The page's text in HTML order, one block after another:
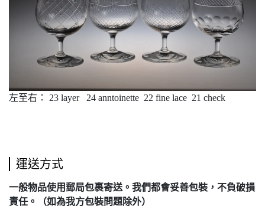
左至右： 23 layer 24 anntoinette 22 fine lace 21 check
運送方式
一般物品使用郵局包裹寄送。我們都會妥善包裝，不負破損
責任。（如為我方包裝問題除外）